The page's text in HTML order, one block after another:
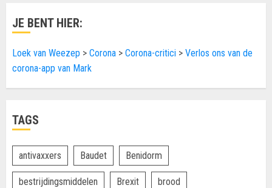
JE BENT HIER:
Loek van Weezep > Corona > Corona-critici > Verlos ons van de
corona-app van Mark
TAGS
antivaxxers Baudet Benidorm
bestrijdingsmiddelen Brexit brood